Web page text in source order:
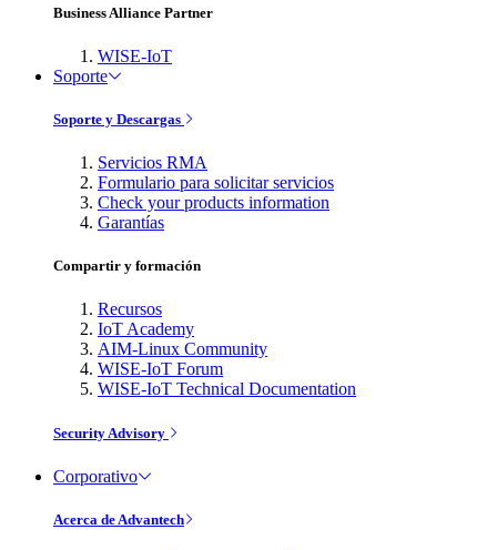
Business Alliance Partner
WISE-IoT
Soporte
Soporte y Descargas
Servicios RMA
Formulario para solicitar servicios
Check your products information
Garantías
Compartir y formación
Recursos
IoT Academy
AIM-Linux Community
WISE-IoT Forum
WISE-IoT Technical Documentation
Security Advisory
Corporativo
Acerca de Advantech